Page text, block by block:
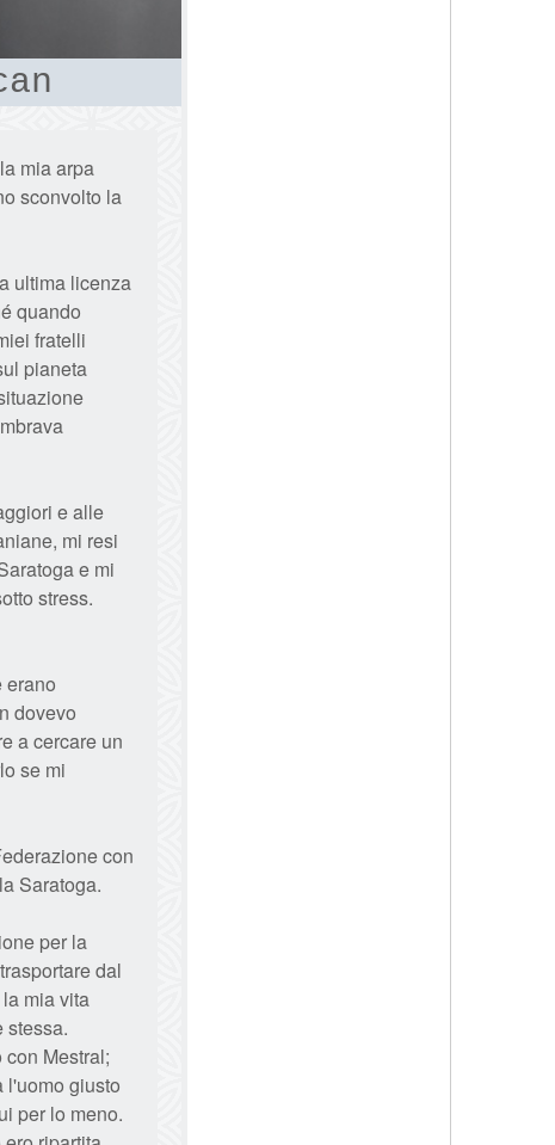
mia arpa
sconvolto la
ultima licenza
quando
fratelli
pianeta
e alle
mi resi
e mi
stress.
erano
dovevo
a cercare un
se mi
con
Saratoga.
per la
dal
mia vita
stessa.
Mestral;
l'uomo giusto
per lo meno.